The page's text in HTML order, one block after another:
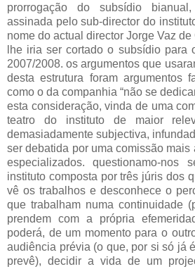
prorrogação do subsídio
assinada pelo sub-director do
nome do actual director Jorge Vaz
lhe iria ser cortado o subsídio para
2007/2008. os argumentos que
desta estrutura foram argumentos
como o da companhia “não se
esta consideração, vinda de uma
teatro do instituto de maior
demasiadamente subjectiva,
ser debatida por uma comissão
especializados. questionamo-nos
instituto composta por três júris dos
vê os trabalhos e desconhece o
que trabalham numa continuidade
prendem com a própria
poderá, de um momento para o
audiência prévia (o que, por si só já
prevê), decidir a vida de um